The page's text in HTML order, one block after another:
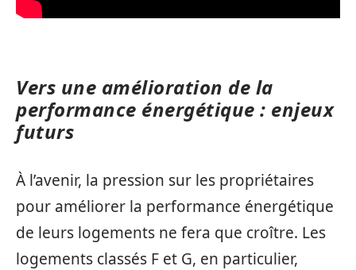
Vers une amélioration de la
performance énergétique : enjeux
futurs
À l’avenir, la pression sur les propriétaires
pour améliorer la performance énergétique
de leurs logements ne fera que croître. Les
logements classés F et G, en particulier,